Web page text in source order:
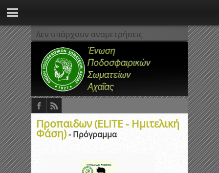
Δεν υπάρχουν αναμετρήσεις
Προπαιδων (ELITE - Ημιτελική
Φάση)- Πρόγραμμα